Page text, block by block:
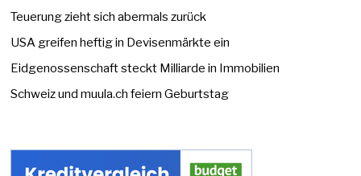
Teuerung zieht sich abermals zurück
USA greifen heftig in Devisenmärkte ein
Eidgenossenschaft steckt Milliarde in Immobilien
Schweiz und muula.ch feiern Geburtstag